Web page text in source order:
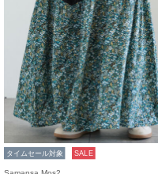
タイムセール対象 SALE